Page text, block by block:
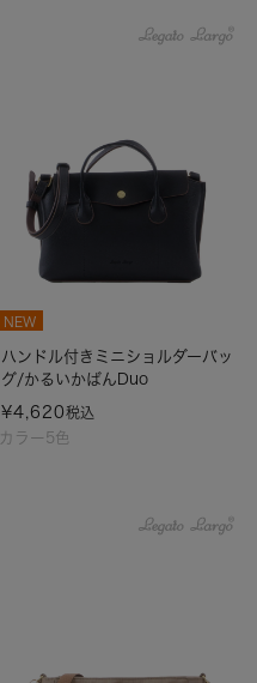
カラー5色
NEW
ハンドル付きミニショルダーバッ
グ/かるいかばんDuo
¥4,620税込